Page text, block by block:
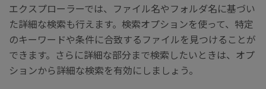
エクスプローラーでは、ファイル名やフォルダ名に基づい
た詳細な検索も行えます。検索オプションを使って、特定
のキーワードや条件に合致するファイルを見つけることが
できます。さらに詳細な部分まで検索したいときは、オプ
ションから詳細な検索を有効にしましょう。